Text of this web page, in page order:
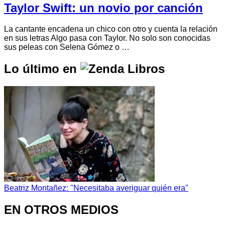
Taylor Swift: un novio por canción
La cantante encadena un chico con otro y cuenta la relación
en sus letras Algo pasa con Taylor. No solo son conocidas
sus peleas con Selena Gómez o …
Lo último en
Beatriz Montañez: "Necesitaba averiguar quién era"
EN OTROS MEDIOS